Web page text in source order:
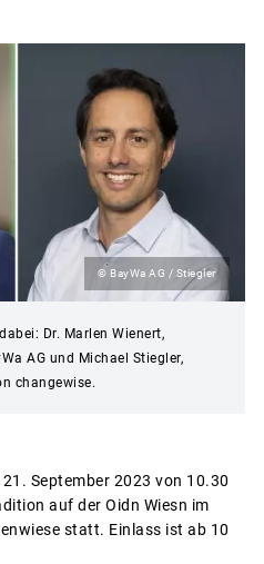
© BayWa AG / Stiegler
Dr. Marlen Wienert,
AG und Michael Stiegler,
changewise.
September 2023 von 10.30
auf der Oidn Wiesn im
statt. Einlass ist ab 10